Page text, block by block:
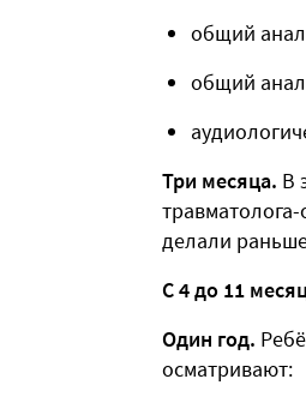
общий
общий
Три месяца. В
делали
С 4 до 11
Один год.
осматривают: